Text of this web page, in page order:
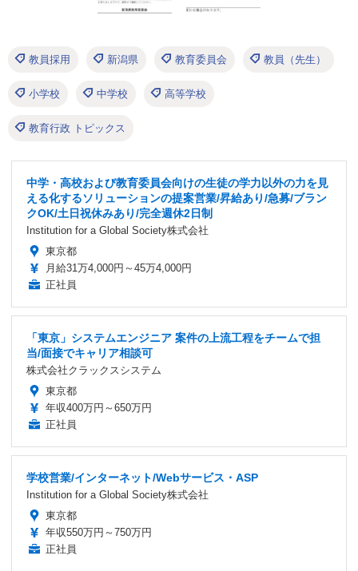
教員採用 新潟県 教育委員会 教員（先生）
小学校 中学校 高等学校
教育行政 トピックス
中学・高校および教育委員会向けの生徒の学力以外の力を見
える化するソリューションの提案営業/昇給あり/急募/ブラン
クOK/土日祝休みあり/完全週休2日制
Institution for a Global Society株式会社
東京都
月給31万4,000円～45万4,000円
正社員
「東京」システムエンジニア 案件の上流工程をチームで担
当/面接でキャリア相談可
株式会社クラックスシステム
東京都
年収400万円～650万円
正社員
学校営業/インターネット/Webサービス・ASP
Institution for a Global Society株式会社
東京都
年収550万円～750万円
正社員